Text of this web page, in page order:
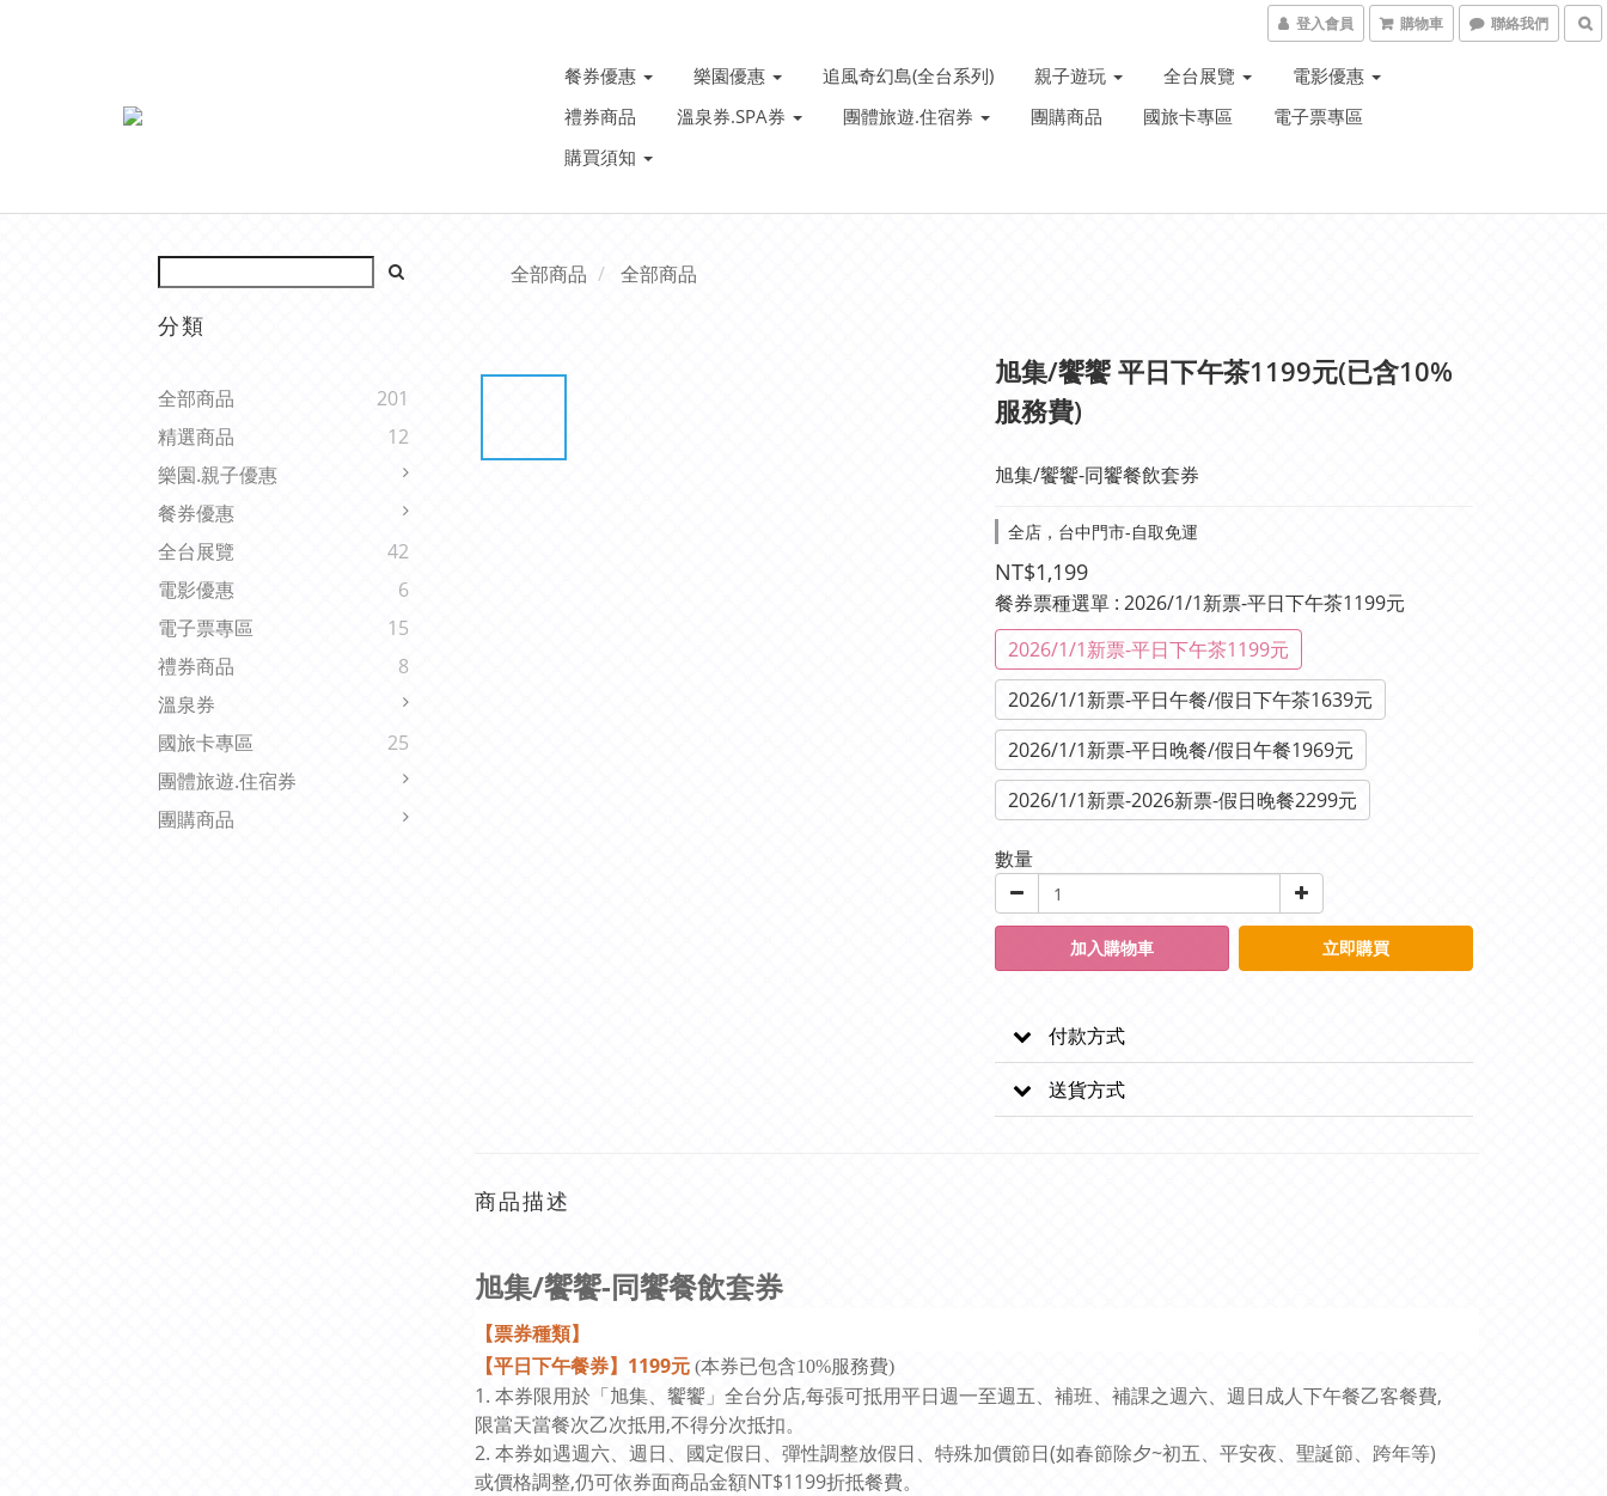
登入會員 購物車 聯絡我們
餐券優惠 樂園優惠 追風奇幻島(全台系列) 親子遊玩 全台展覽
電影優惠
禮券商品
溫泉券.SPA券 團體旅遊.住宿券 團購商品 國旅卡專區
電子票專區
購買須知
分類
全部商品
201
精選商品
12
樂園.親子優惠
餐券優惠
全台展覽
42
電影優惠
6
電子票專區
15
禮券商品
8
溫泉券
國旅卡專區
25
團體旅遊.住宿券
團購商品
全部商品 全部商品
旭集/饗饗 平日下午茶1199元(已含10%
服務費)
旭集/饗饗-同饗餐飲套券
全店，台中門市-自取免運
NT$1,199
餐券票種選單 : 2026/1/1新票-平日下午茶1199元
2026/1/1新票-平日下午茶1199元
2026/1/1新票-平日午餐/假日下午茶1639元
2026/1/1新票-平日晚餐/假日午餐1969元
2026/1/1新票-2026新票-假日晚餐2299元
數量
加入購物車 立即購買
付款方式
送貨方式
商品描述
旭集/饗饗-同饗餐飲套券
【票券種類】
【平日下午餐券】1199元 (本券已包含10%服務費)
1. 本券限用於「旭集、饗饗」全台分店,每張可抵用平日週一至週五、補班、補課之週六、週日成人下午餐乙客餐費,
限當天當餐次乙次抵用,不得分次抵扣。
2. 本券如遇週六、週日、國定假日、彈性調整放假日、特殊加價節日(如春節除夕~初五、平安夜、聖誕節、跨年等)
或價格調整,仍可依券面商品金額NT$1199折抵餐費。